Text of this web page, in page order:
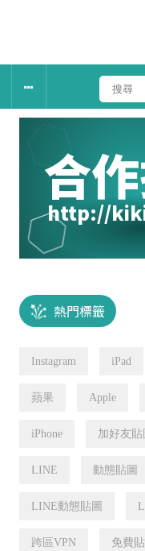
合
http://
熱門標籤
Instagram iPad
蘋果 Apple
iPhone 加好友貼
LINE 動態貼圖
LINE動態貼圖
跨區VPN 免費